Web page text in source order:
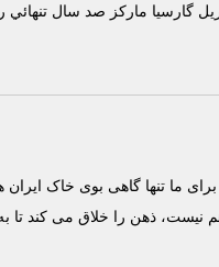
ما تنها گاهی بوی خاک